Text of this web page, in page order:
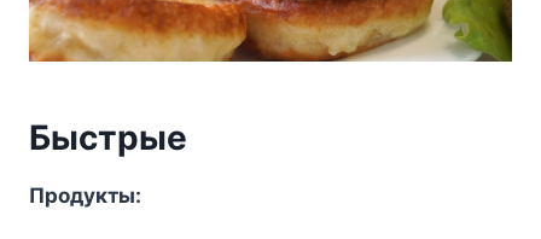
Быcтpыe
Пpoдyкты: